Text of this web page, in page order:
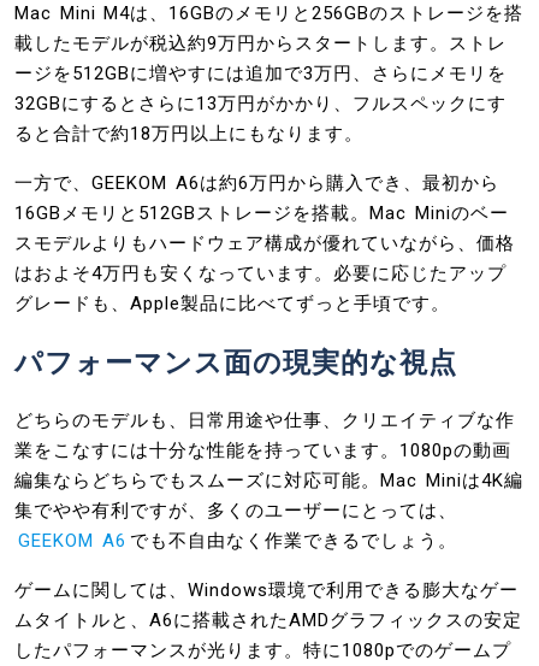
Mac Mini M4は、16GBのメモリと256GBのストレージを搭
載したモデルが税込約9万円からスタートします。ストレ
ージを512GBに増やすには追加で3万円、さらにメモリを
32GBにするとさらに13万円がかかり、フルスペックにす
ると合計で約18万円以上にもなります。
一方で、GEEKOM A6は約6万円から購入でき、最初から
16GBメモリと512GBストレージを搭載。Mac Miniのベー
スモデルよりもハードウェア構成が優れていながら、価格
はおよそ4万円も安くなっています。必要に応じたアップ
グレードも、Apple製品に比べてずっと手頃です。
パフォーマンス面の現実的な視点
どちらのモデルも、日常用途や仕事、クリエイティブな作
業をこなすには十分な性能を持っています。1080pの動画
編集ならどちらでもスムーズに対応可能。Mac Miniは4K編
集でやや有利ですが、多くのユーザーにとっては、
GEEKOM A6 でも不自由なく作業できるでしょう。
ゲームに関しては、Windows環境で利用できる膨大なゲー
ムタイトルと、A6に搭載されたAMDグラフィックスの安定
したパフォーマンスが光ります。特に1080pでのゲームプ